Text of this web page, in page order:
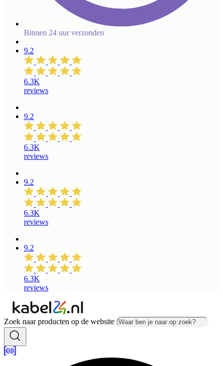
Binnen 24 uur verzonden
9.2
6.3K
reviews
9.2
6.3K
reviews
9.2
6.3K
reviews
9.2
6.3K
reviews
Zoek naar producten op de website